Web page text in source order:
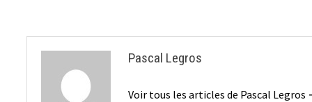
Pascal Legros
Voir tous les articles de Pascal Legros